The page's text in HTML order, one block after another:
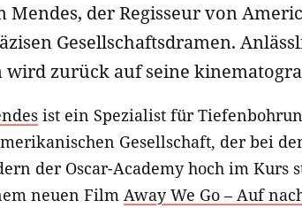
Mendes, der Regisseur von
Gesellschaftsdramen.
wird zurück auf seine
ist ein Spezialist für
Gesellschaft, der bei
der Oscar-Academy hoch im Kurs
neuen Film Away We Go – Auf